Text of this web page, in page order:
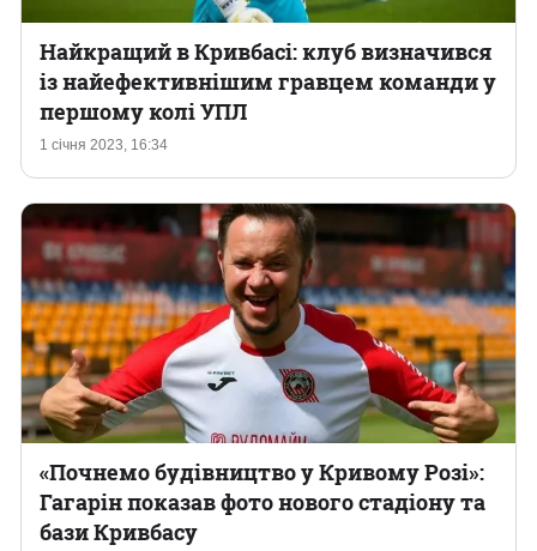
1 січня 2023, 16:34
Найкращий в Кривбасі: клуб визначився
із найефективнішим гравцем команди у
першому колі УПЛ
«Почнемо будівництво у Кривому Розі»:
Гагарін показав фото нового стадіону та
бази Кривбасу